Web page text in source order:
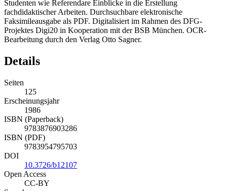
Studenten wie Referendare Einblicke in die Erstellung
fachdidaktischer Arbeiten. Durchsuchbare elektronische
Faksimileausgabe als PDF. Digitalisiert im Rahmen des DFG-
Projektes Digi20 in Kooperation mit der BSB München. OCR-
Bearbeitung durch den Verlag Otto Sagner.
Details
Seiten
125
Erscheinungsjahr
1986
ISBN (Paperback)
9783876903286
ISBN (PDF)
9783954795703
DOI
10.3726/b12107
Open Access
CC-BY